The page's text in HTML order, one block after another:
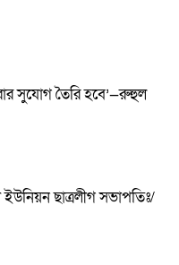
সুযোগ তৈরি হবে’—রুহুল
ইউনিয়ন ছাত্রলীগ সভাপতিঃ/